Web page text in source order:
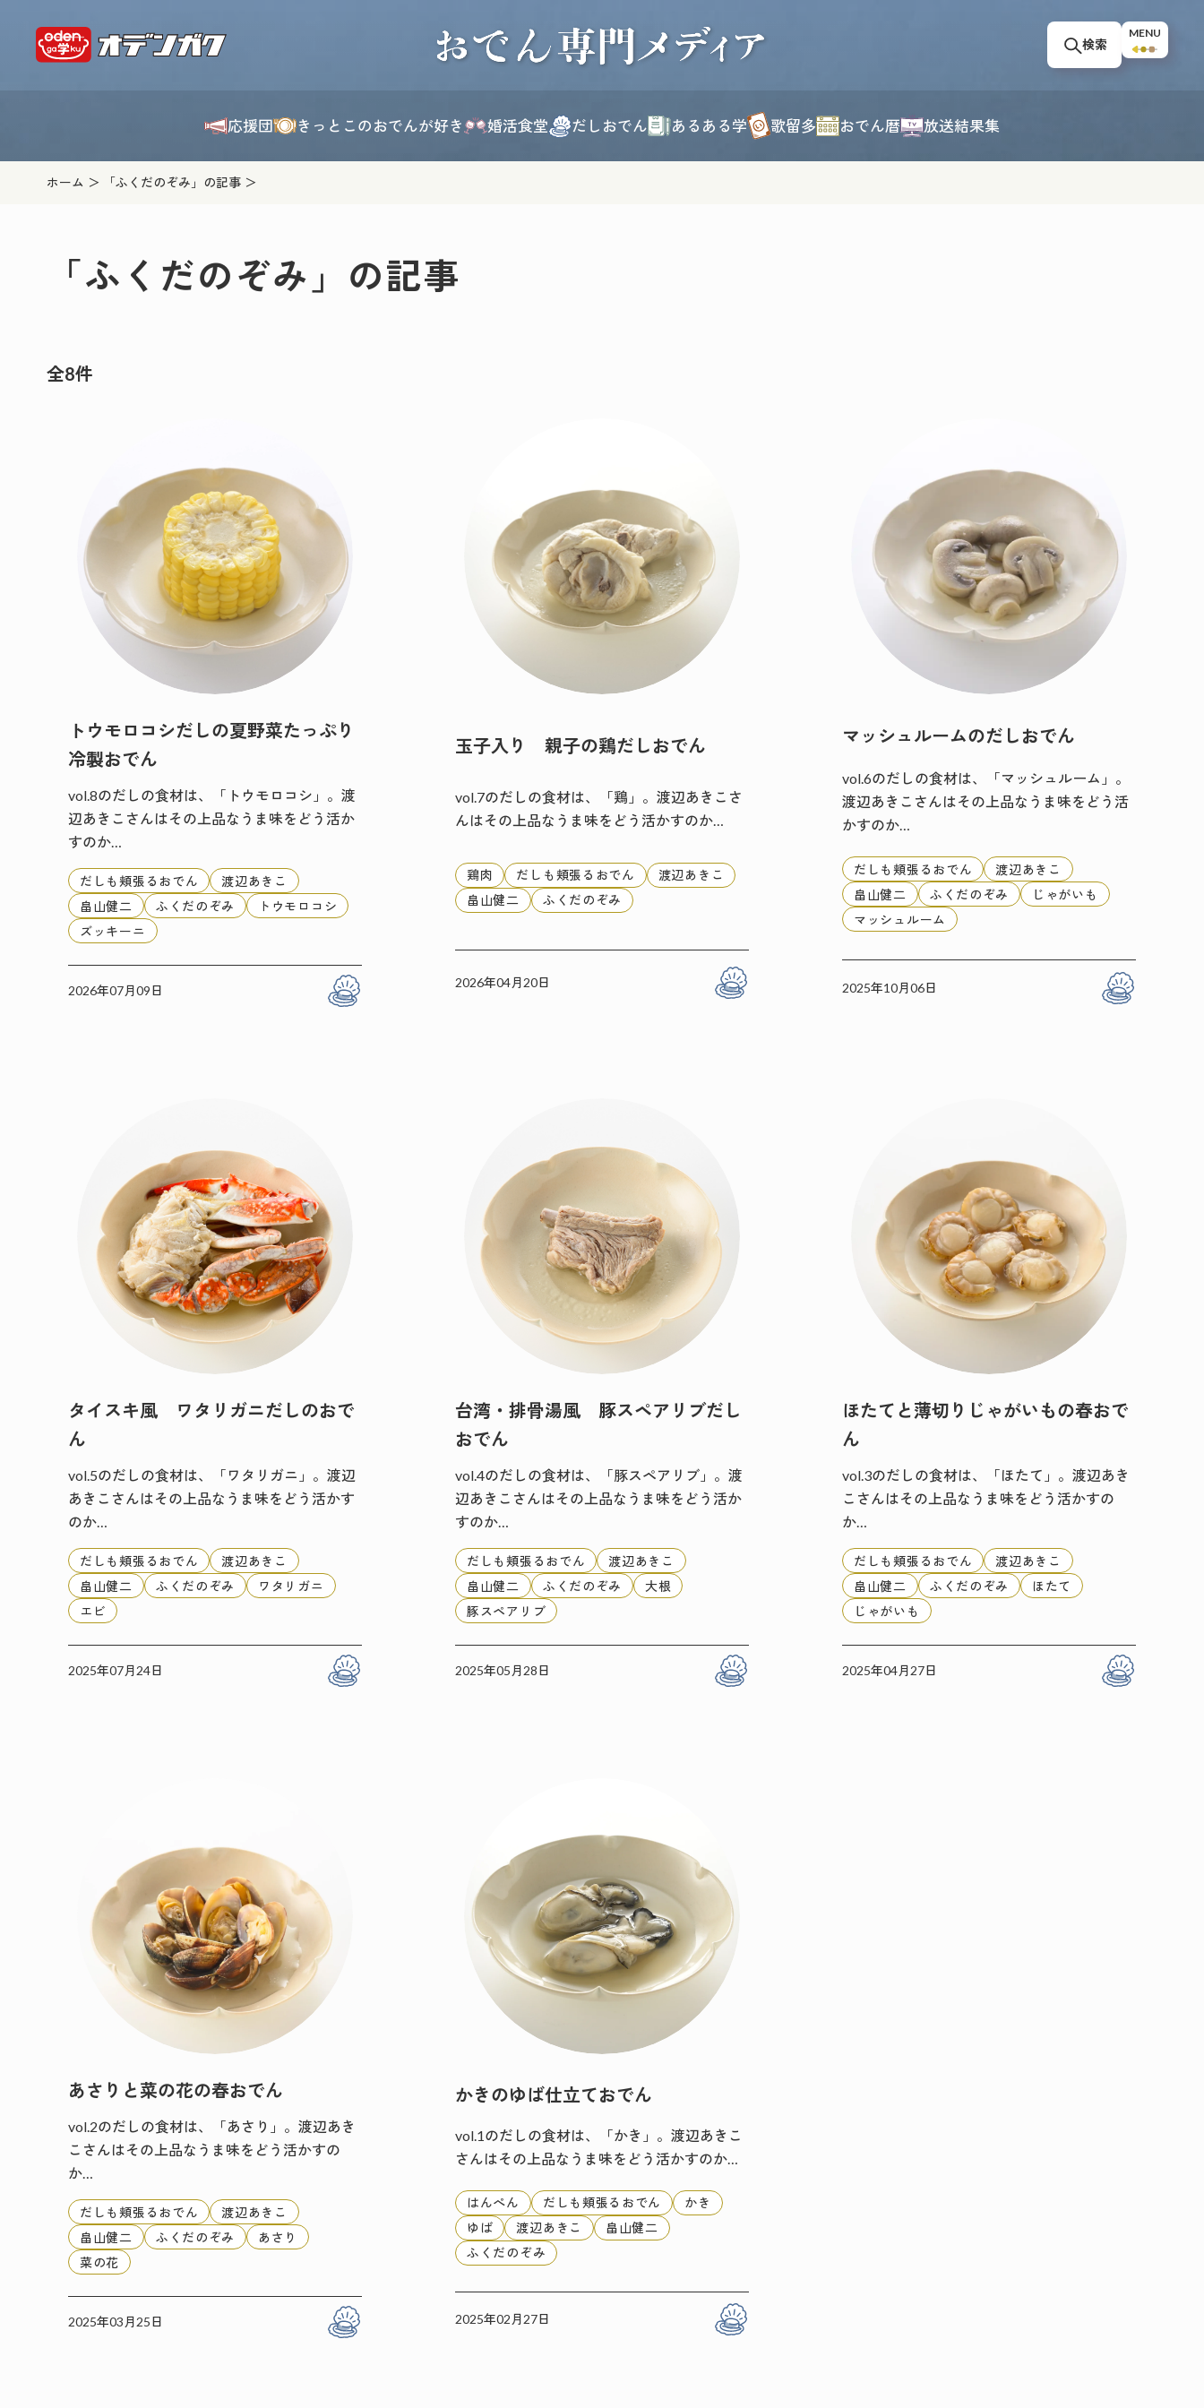
検索
MENU
応援団 きっとこのおでんが好き 婚活食堂 だしおでん あるある学 歌留多 おでん暦 放送結果集
ホーム 「ふくだのぞみ」の記事
「ふくだのぞみ」の記事
全8件
トウモロコシだしの夏野菜たっぷり
冷製おでん
vol.8のだしの食材は、「トウモロコシ」。渡
辺あきこさんはその上品なうま味をどう活か
すのか…
だしも頬張るおでん
渡辺あきこ
畠山健二
ふくだのぞみ
トウモロコシ
ズッキーニ
2026年07月09日
玉子入り 親子の鶏だしおでん
vol.7のだしの食材は、「鶏」。渡辺あきこさ
んはその上品なうま味をどう活かすのか…
鶏肉 だしも頬張るおでん
渡辺あきこ
畠山健二
ふくだのぞみ
2026年04月20日
マッシュルームのだしおでん
vol.6のだしの食材は、「マッシュルーム」。
渡辺あきこさんはその上品なうま味をどう活
かすのか…
だしも頬張るおでん
渡辺あきこ
畠山健二
ふくだのぞみ
じゃがいも
マッシュルーム
2025年10月06日
タイスキ風 ワタリガニだしのおで
ん
vol.5のだしの食材は、「ワタリガニ」。渡辺
あきこさんはその上品なうま味をどう活かす
のか…
だしも頬張るおでん
渡辺あきこ
畠山健二
ふくだのぞみ
ワタリガニ
エビ
2025年07月24日
台湾・排骨湯風 豚スペアリブだし
おでん
vol.4のだしの食材は、「豚スペアリブ」。渡
辺あきこさんはその上品なうま味をどう活か
すのか…
だしも頬張るおでん
渡辺あきこ
畠山健二
ふくだのぞみ
大根
豚スペアリブ
2025年05月28日
ほたてと薄切りじゃがいもの春おで
ん
vol.3のだしの食材は、「ほたて」。渡辺あき
こさんはその上品なうま味をどう活かすの
か…
だしも頬張るおでん
渡辺あきこ
畠山健二
ふくだのぞみ
ほたて
じゃがいも
2025年04月27日
あさりと菜の花の春おでん
vol.2のだしの食材は、「あさり」。渡辺あき
こさんはその上品なうま味をどう活かすの
か…
だしも頬張るおでん
渡辺あきこ
畠山健二
ふくだのぞみ
あさり
菜の花
2025年03月25日
かきのゆば仕立ておでん
vol.1のだしの食材は、「かき」。渡辺あきこ
さんはその上品なうま味をどう活かすのか…
はんぺん だしも頬張るおでん
かき
ゆば
渡辺あきこ
畠山健二
ふくだのぞみ
2025年02月27日